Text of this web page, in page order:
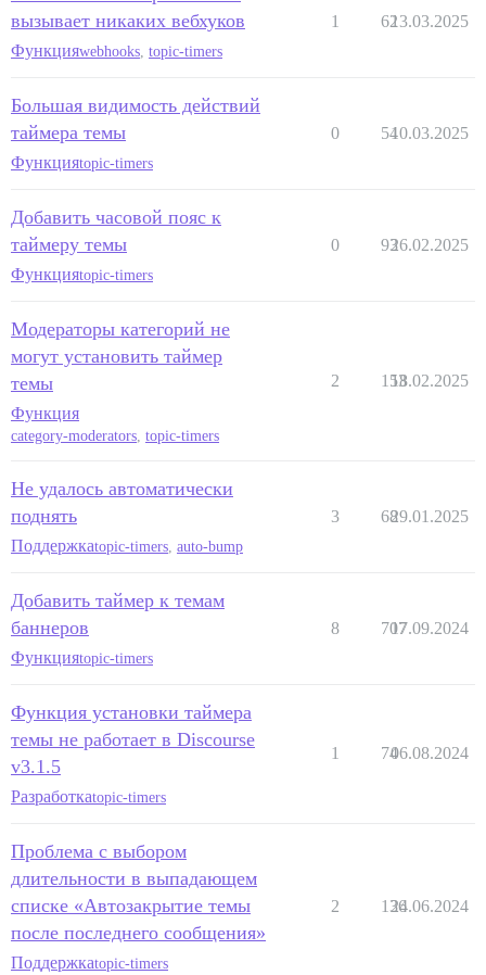
вызывает никаких вебхуков
Функцияwebhooks topic-timers
1 6213.03.2025
Большая видимость действий
таймера темы
Функцияtopic-timers
0 5410.03.2025
Добавить часовой пояс к
таймеру темы
Функцияtopic-timers
0 9326.02.2025
Модераторы категорий не
могут установить таймер
темы
Функция
category-moderators, topic-timers
2 153
18.02.2025
Не удалось автоматически
поднять
Поддержкаtopic-timers auto-bump
3 6829.01.2025
Добавить таймер к темам
баннеров
Функцияtopic-timers
8 707
17.09.2024
Функция установки таймера
темы не работает в Discourse
v3.1.5
Разработкаtopic-timers
1 7406.08.2024
Проблема с выбором
длительности в выпадающем
списке «Автозакрытие темы
после последнего сообщения»
Поддержкаtopic-timers
2 136
24.06.2024